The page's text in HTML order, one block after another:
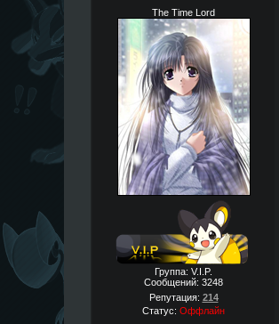
The Time Lord
Группа: V.I.P.
Сообщений: 3248
Репутация: 214
Статус: Оффлайн